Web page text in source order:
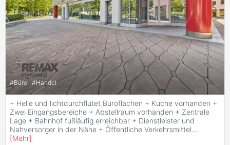
#Büro #Handel
+ Helle und lichtdurchflutet Büroflächen + Küche vorhanden +
Zwei Eingangsbereiche + Abstellraum vorhanden + Zentrale
Lage + Bahnhof fußläufig erreichbar + Dienstleister und
Nahversorger in der Nähe + Öffentliche Verkehrsmittel...
[Mehr]